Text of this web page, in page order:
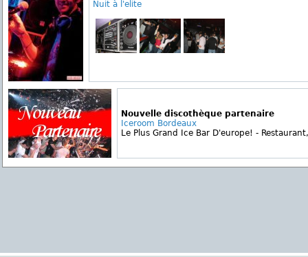
Nuit à l'elite
Nouvelle discothèque partenaire
Iceroom Bordeaux
Le Plus Grand Ice Bar D'europe! -